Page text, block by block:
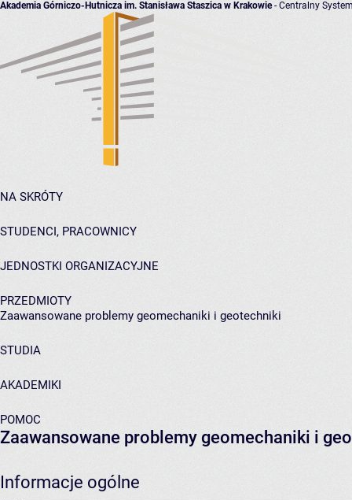
Akademia Górniczo-Hutnicza im. Stanisława Staszica w Krakowie- Centralny
NA SKRÓTY
STUDENCI, PRACOWNICY
JEDNOSTKI ORGANIZACYJNE
PRZEDMIOTY
Zaawansowane problemy geomechaniki i geotechniki
STUDIA
AKADEMIKI
POMOC
Zaawansowane problemy geomechaniki i
Informacje ogólne